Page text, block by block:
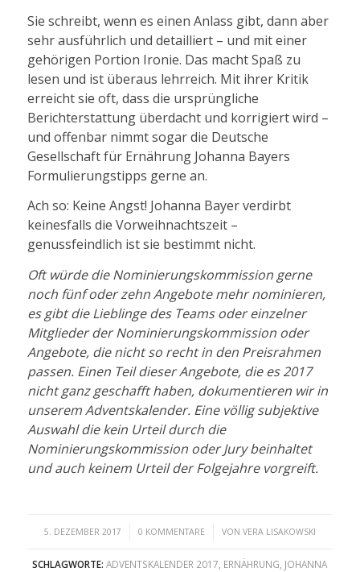
Sie schreibt, wenn es einen Anlass gibt, dann aber
sehr ausführlich und detailliert – und mit einer
gehörigen Portion Ironie. Das macht Spaß zu
lesen und ist überaus lehrreich. Mit ihrer Kritik
erreicht sie oft, dass die ursprüngliche
Berichterstattung überdacht und korrigiert wird –
und offenbar nimmt sogar die Deutsche
Gesellschaft für Ernährung Johanna Bayers
Formulierungstipps gerne an.
Ach so: Keine Angst! Johanna Bayer verdirbt
keinesfalls die Vorweihnachtszeit –
genussfeindlich ist sie bestimmt nicht.
Oft würde die Nominierungskommission gerne
noch fünf oder zehn Angebote mehr nominieren,
es gibt die Lieblinge des Teams oder einzelner
Mitglieder der Nominierungskommission oder
Angebote, die nicht so recht in den Preisrahmen
passen. Einen Teil dieser Angebote, die es 2017
nicht ganz geschafft haben, dokumentieren wir in
unserem Adventskalender. Eine völlig subjektive
Auswahl die kein Urteil durch die
Nominierungskommission oder Jury beinhaltet
und auch keinem Urteil der Folgejahre vorgreift.
5. DEZEMBER 2017
/ 0 KOMMENTARE
/ VON VERA LISAKOWSKI
SCHLAGWORTE: ADVENTSKALENDER 2017, ERNÄHRUNG, JOHANNA